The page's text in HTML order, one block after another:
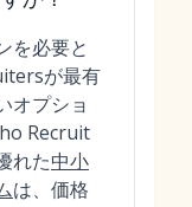
を必要と
が最有
オプショ
Recruit
れた中小
は、価格